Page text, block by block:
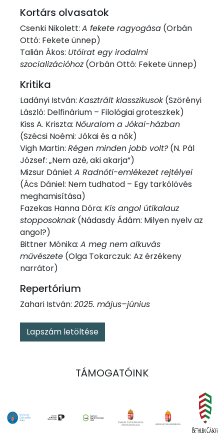
Kortárs olvasatok
Csenki Nikolett: A fekete ragyogása (Orbán
Ottó: Fekete ünnep)
Talián Ákos: Utóirat egy irodalmi
szocializációhoz(Orbán Ottó: Fekete ünnep)
Kritika
Ladányi István: Kasztrált klasszikusok(Szörényi
László: Delfinárium – Filológiai groteszkek)
Kiss A. Kriszta: Nőuralom a Jókai-házban
(Szécsi Noémi: Jókai és a nők)
Vigh Martin: Régen minden jobb volt?(N. Pál
József: „Nem azé, aki akarja”)
Mizsur Dániel: A Radnóti-emlékezet rejtélyei
(Ács Dániel: Nem tudhatod – Egy tarkólövés
meghamisítása)
Fazekas Hanna Dóra: Kis angol útikalauz
stopposoknak(Nádasdy Ádám: Milyen nyelv az
angol?)
Bittner Mónika: A meg nem alkuvás
művészete (Olga Tokarczuk: Az érzékeny
narrátor)
Repertórium
Zahari István: 2025. május–június
Lapszám letöltése
TÁMOGATÓINK